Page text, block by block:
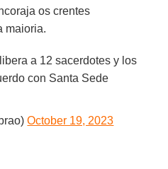
os crentes
maioria.
libera a 12 sacerdotes y los
con Santa Sede
October 19, 2023